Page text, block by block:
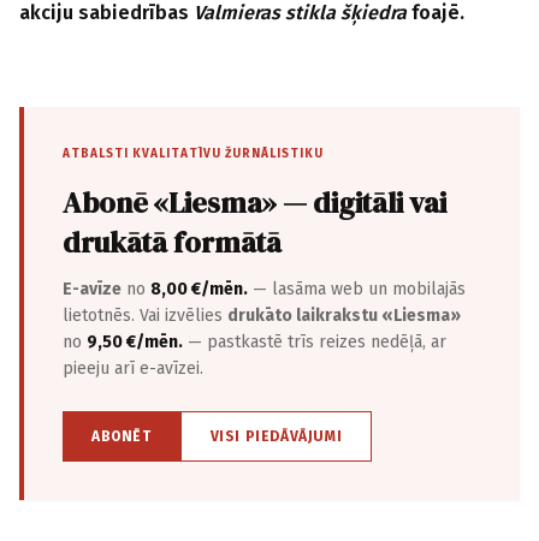
akciju sabiedrības Valmieras stikla šķiedrafoajē.
ATBALSTI KVALITATĪVU ŽURNĀLISTIKU
Abonē «Liesma» — digitāli vai
drukātā formātā
E-avīze no 8,00 €/mēn. — lasāma web un mobilajās
lietotnēs. Vai izvēlies drukāto laikrakstu «Liesma»
no 9,50 €/mēn. — pastkastē trīs reizes nedēļā, ar
pieeju arī e-avīzei.
ABONĒT VISI PIEDĀVĀJUMI